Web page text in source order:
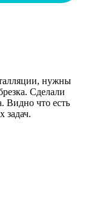
нужны
Сделали
Видно что есть
задач.